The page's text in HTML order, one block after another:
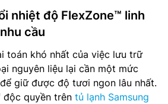
nhiệt độ FlexZone™ linh
cầu
toán khó nhất của việc lưu trữ
nguyên liệu lại cần một mức
giữ được độ tươi ngon lâu nhất.
độc quyền trên tủ lạnh Samsung